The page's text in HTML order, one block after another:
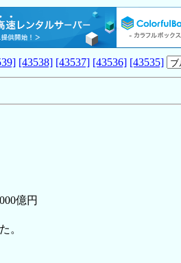
[43538] [43537] [43536] [43535]
億円
。